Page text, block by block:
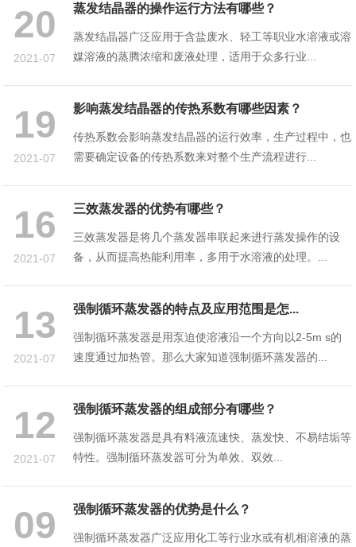
20
2021-07
蒸发结晶器的操作运行方法有哪些？
蒸发结晶器广泛应用于含盐废水、轻工等职业水溶液或溶
媒溶液的蒸腾浓缩和废液处理，适用于众多行业...
19
2021-07
影响蒸发结晶器的传热系数有哪些因素？
传热系数会影响蒸发结晶器的运行效率，生产过程中，也
需要确定设备的传热系数来对整个生产流程进行...
16
2021-07
三效蒸发器的优势有哪些？
三效蒸发器是将几个蒸发器串联起来进行蒸发操作的设
备，从而提高热能利用率，多用于水溶液的处理。...
13
2021-07
强制循环蒸发器的特点及应用范围是怎...
强制循环蒸发器是用泵迫使溶液沿一个方向以2-5m s的
速度通过加热管。那么大家知道强制循环蒸发器的...
12
2021-07
强制循环蒸发器的组成部分有哪些？
强制循环蒸发器是具有料液流速快、蒸发快、不易结垢等
特性。强制循环蒸发器可分为单效、双效...
09 强制循环蒸发器的优势是什么？
强制循环蒸发器广泛应用化工等行业水或有机相溶液的蒸